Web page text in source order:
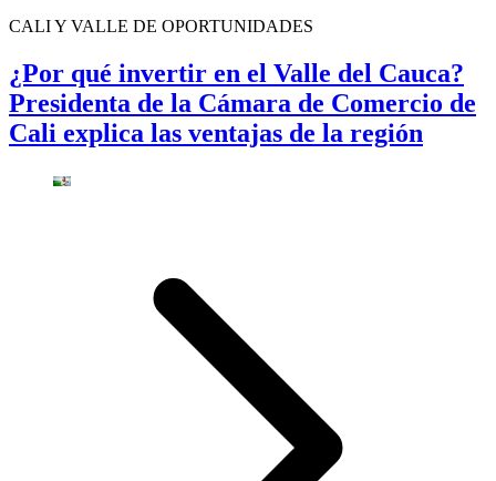
CALI Y VALLE DE OPORTUNIDADES
¿Por qué invertir en el Valle del Cauca?
Presidenta de la Cámara de Comercio de
Cali explica las ventajas de la región